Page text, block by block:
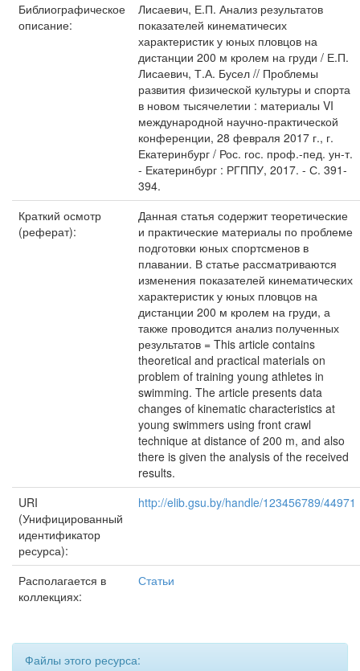
Библиографическое
описание:
Лисаевич, Е.П. Анализ результатов
показателей кинематичесих
характеристик у юных пловцов на
дистанции 200 м кролем на груди / Е.П.
Лисаевич, Т.А. Бусел // Проблемы
развития физической культуры и спорта
в новом тысячелетии : материалы VI
международной научно-практической
конференции, 28 февраля 2017 г., г.
Екатеринбург / Рос. гос. проф.-пед. ун-т.
- Екатеринбург : РГППУ, 2017. - С. 391-
394.
Краткий осмотр
(реферат):
Данная статья содержит теоретические
и практические материалы по проблеме
подготовки юных спортсменов в
плавании. В статье рассматриваются
изменения показателей кинематических
характеристик у юных пловцов на
дистанции 200 м кролем на груди, а
также проводится анализ полученных
результатов = This article contains
theoretical and practical materials on
problem of training young athletes in
swimming. The article presents data
changes of kinematic characteristics at
young swimmers using front crawl
technique at distance of 200 m, and also
there is given the analysis of the received
results.
URI
(Унифицированный
идентификатор
ресурса):
http://elib.gsu.by/handle/123456789/44971
Располагается в
коллекциях:
Статьи
Файлы этого ресурса: